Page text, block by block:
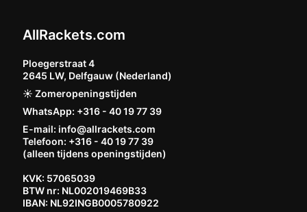
AllRackets.com
Ploegerstraat 4
2645 LW, Delfgauw (Nederland)
☀️ Zomeropeningstijden
WhatsApp: +316 - 40 19 77 39
E-mail: info@allrackets.com
Telefoon: +316 - 40 19 77 39
(alleen tijdens openingstijden)
KVK: 57065039
BTW nr: NL002019469B33
IBAN: NL92INGB0005780922